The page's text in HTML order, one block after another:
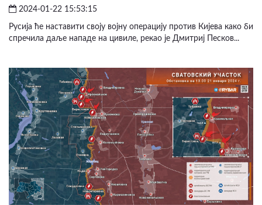
2024-01-22 15:53:15
Русија ће наставити своју војну операцију против Кијева како би
спречила даље нападе на цивиле, рекао је Дмитриј Песков...